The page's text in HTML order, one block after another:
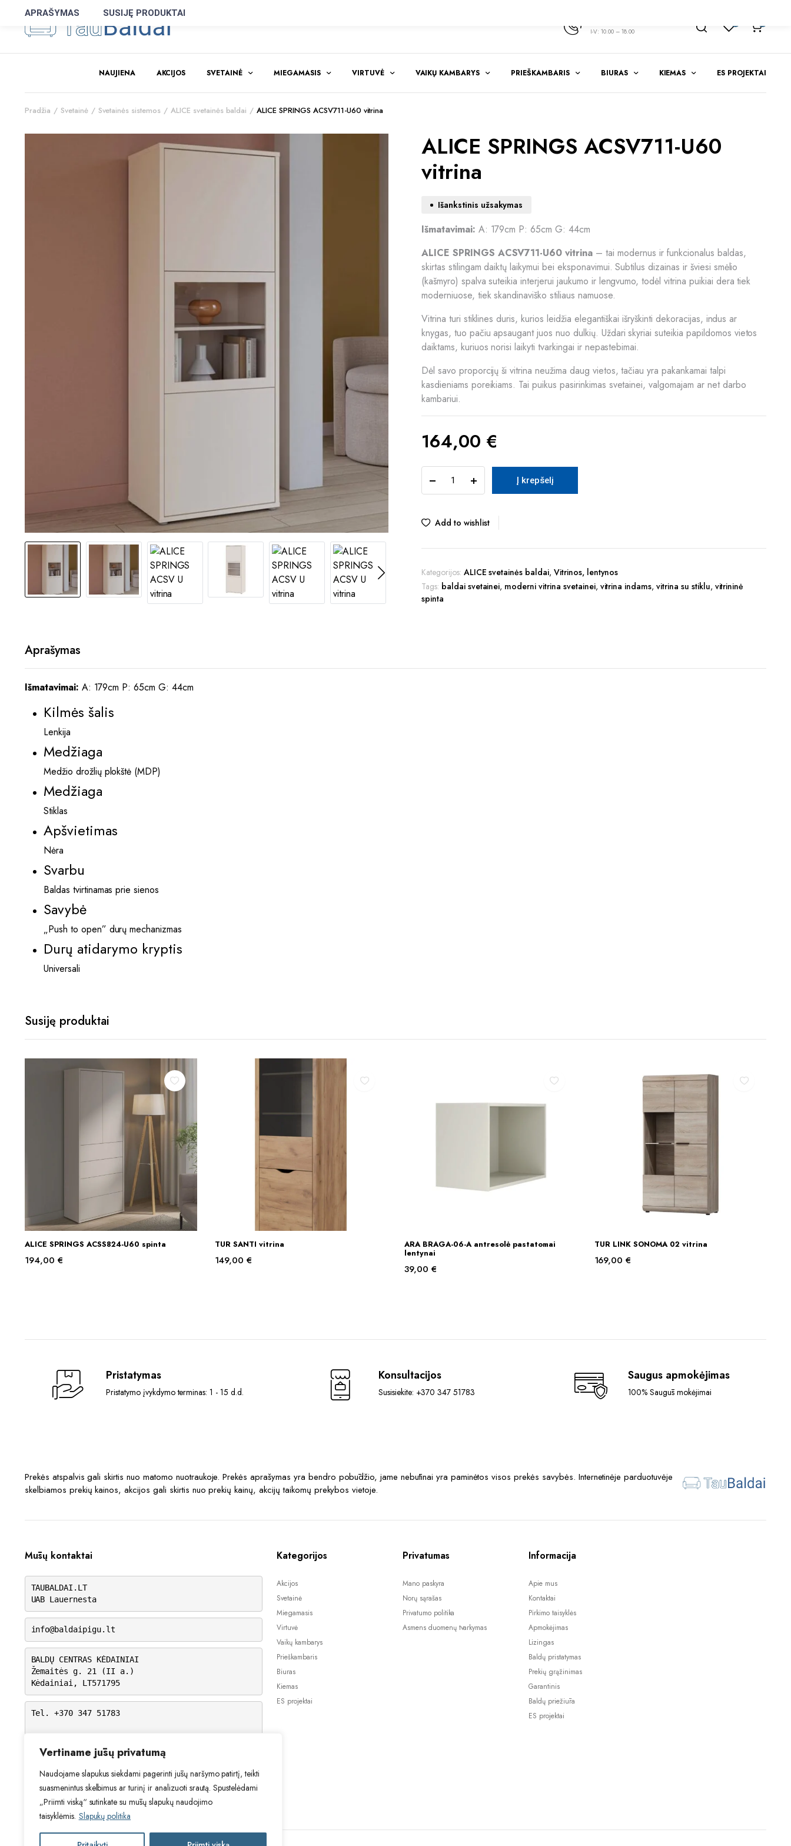
Vertiname jūsų privatumą
Naudojame slapukus siekdami pagerinti jūsų naršymo patirtį, teikti
suasmenintus skelbimus ar turinį ir analizuoti srautą. Spustelėdami
„Priimti viską“ sutinkate su mūsų slapukų naudojimo
taisyklėmis. Slapukų politika
I-V: 10.00 – 18.00
NAUJIENA AKCIJOS SVETAINĖ MIEGAMASIS VIRTUVĖ VAIKŲ KAMBARYS PRIEŠKAMBARIS BIURAS KIEMAS ES PROJEKTAI
Pradžia Svetainė Svetainės sistemos ALICE svetainės baldai ALICE SPRINGS ACSV711-U60 vitrina
ALICE SPRINGS ACSV711-U60
vitrina
Išankstinis užsakymas
Išmatavimai: A: 179cm P: 65cm G: 44cm
ALICE SPRINGS ACSV711-U60 vitrina – tai modernus ir funkcionalus baldas,
skirtas stilingam daiktų laikymui bei eksponavimui. Subtilus dizainas ir šviesi smėlio
(kašmyro) spalva suteikia interjerui jaukumo ir lengvumo, todėl vitrina puikiai dera tiek
moderniuose, tiek skandinaviško stiliaus namuose.
Vitrina turi stiklines duris, kurios leidžia elegantiškai išryškinti dekoracijas, indus ar
knygas, tuo pačiu apsaugant juos nuo dulkių. Uždari skyriai suteikia papildomos vietos
daiktams, kuriuos norisi laikyti tvarkingai ir nepastebimai.
Dėl savo proporcijų ši vitrina neužima daug vietos, tačiau yra pakankamai talpi
kasdieniams poreikiams. Tai puikus pasirinkimas svetainei, valgomajam ar net darbo
kambariui.
164,00 €
SPRINGS
ACSV711-
vitrina
Į krepšelį
Add to wishlist
Kategorijos: ALICE svetainės baldai, Vitrinos, lentynos
Tags: baldai svetainei, moderni vitrina svetainei, vitrina indams,vitrina su stiklu, vitrininė
spinta
Aprašymas
Išmatavimai: A: 179cm P: 65cm G: 44cm
Kilmės šalis
Lenkija
Medžiaga
Medžio drožlių plokštė (MDP)
Medžiaga
Stiklas
Apšvietimas
Nėra
Svarbu
Baldas tvirtinamas prie sienos
Savybė
„Push to open” durų mechanizmas
Durų atidarymo kryptis
Universali
Susiję produktai
Į KREPŠELĮ
ALICE SPRINGS ACSS824-U60 spinta
194,00 €
Į KREPŠELĮ
TUR SANTI vitrina
149,00€
Į KREPŠELĮ
ARA BRAGA-06-A antresolė pastatomai
lentynai
39,00 €
Į KREPŠELĮ
TUR LINK SONOMA 02 vitrina
169,00€
APRAŠYMAS SUSIJĘ PRODUKTAI
Pristatymas
Pristatymo įvykdymo terminas: 1 - 15 d.d.
Konsultacijos
Susisiekite: +370 347 51783
Saugus apmokėjimas
100% Saugūs mokėjimai
Prekės atspalvis gali skirtis nuo matomo nuotraukoje. Prekės aprašymas yra bendro pobūdžio, jame nebūtinai yra paminėtos visos prekės savybės. Internetinėje parduotuvėje
skelbiamos prekių kainos, akcijos gali skirtis nuo prekių kainų, akcijų taikomų prekybos vietoje.
Mūsų kontaktai
TAUBALDAI.LT
UAB Lauernesta
info@baldaipigu.lt
BALDŲ CENTRAS KĖDAINIAI
Žemaitės g. 21 (II a.)
Kėdainiai, LT571795
Tel. +370 347 51783
VI: 9.00 – 15.00
VII: Nedirbame
Kategorijos
Akcijos
Svetainė
Miegamasis
Virtuvė
Vaikų kambarys
Prieškambaris
Biuras
Kiemas
ES projektai
Privatumas
Mano paskyra
Norų sąrašas
Privatumo politika
Asmens duomenų tvarkymas
Informacija
Apie mus
Kontaktai
Pirkimo taisyklės
Apmokėjimas
Lizingas
Baldų pristatymas
Prekių grąžinimas
Garantinis
Baldų priežiūra
ES projektai